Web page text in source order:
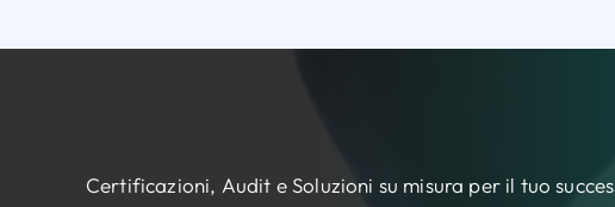
Certificazioni, Audit e Soluzioni su misura per il tuo